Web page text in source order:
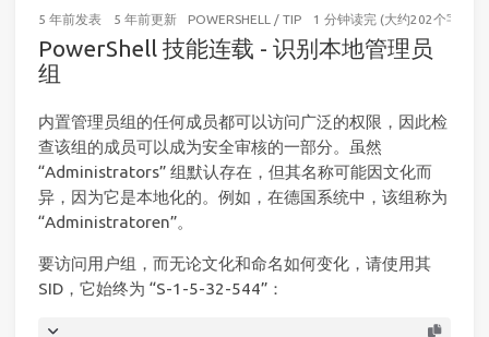
5 年前发表 5 年前更新 POWERSHELL / TIP 1 分钟读完 (大约202个字)
PowerShell 技能连载 - 识别本地管理员
组
内置管理员组的任何成员都可以访问广泛的权限，因此检
查该组的成员可以成为安全审核的一部分。虽然
“Administrators” 组默认存在，但其名称可能因文化而
异，因为它是本地化的。例如，在德国系统中，该组称为
“Administratoren”。
要访问用户组，而无论文化和命名如何变化，请使用其
SID，它始终为 “S-1-5-32-544”：